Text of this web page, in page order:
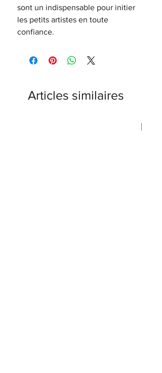
sont un indispensable pour initier
les petits artistes en toute
confiance.
Articles similaires